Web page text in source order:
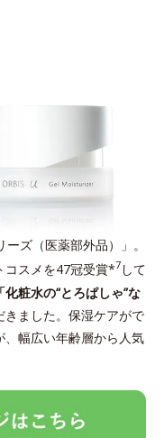
ズ（医薬部外品）」。
コスメを47冠受賞*7 して
「化粧水の“とろぱしゃ”な
きました。保湿ケアがで
、幅広い年齢層から人気